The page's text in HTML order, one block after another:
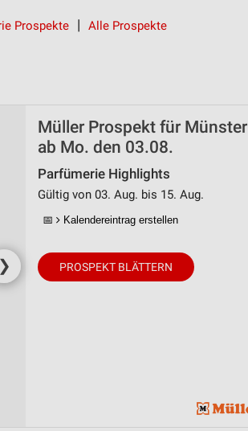
Prospekte Alle Prospekte
❯
Müller Prospekt für Münster
ab Mo. den 03.08.
Parfümerie Highlights
Gültig von 03. Aug. bis 15. Aug.
📅 Kalendereintrag erstellen
PROSPEKT BLÄTTERN